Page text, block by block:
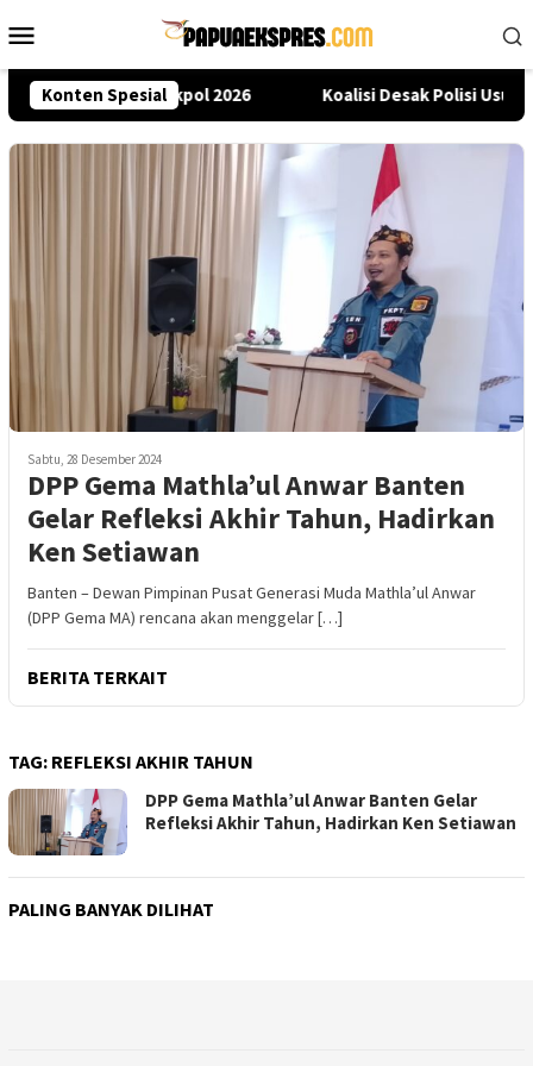
ke
Mobile
Konten Spesial
Lewat Seleksi Akpol 2026 Koalisi Desak Polisi Usut
Sabtu, 28 Desember 2024
DPP Gema Mathla’ul Anwar Banten
Gelar Refleksi Akhir Tahun, Hadirkan
Ken Setiawan
Banten – ‎Dewan Pimpinan Pusat Generasi Muda Mathla’ul Anwar
(DPP Gema MA) rencana akan menggelar […]
BERITA TERKAIT
TAG: REFLEKSI AKHIR TAHUN
DPP Gema Mathla’ul Anwar Banten Gelar
Refleksi Akhir Tahun, Hadirkan Ken Setiawan
PALING BANYAK DILIHAT